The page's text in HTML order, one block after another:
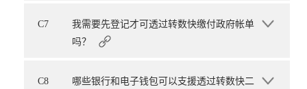
C7
我需要先登记才可透过转数快缴付政府帐单
吗？
C8
哪些银行和电子钱包可以支援透过转数快二